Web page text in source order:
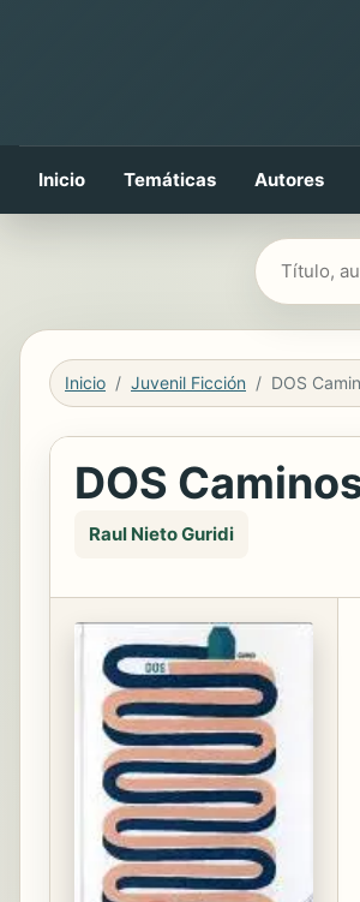
Inicio Temáticas Autores
Buscar libros
Inicio Juvenil Ficción DOS
DOS
Raul Nieto Guridi